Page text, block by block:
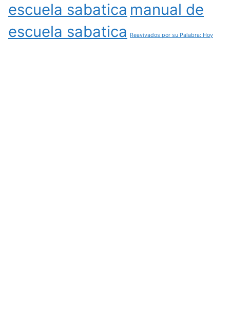
escuela sabatica manual de
escuela sabatica
Reavivados por su Palabra: Hoy